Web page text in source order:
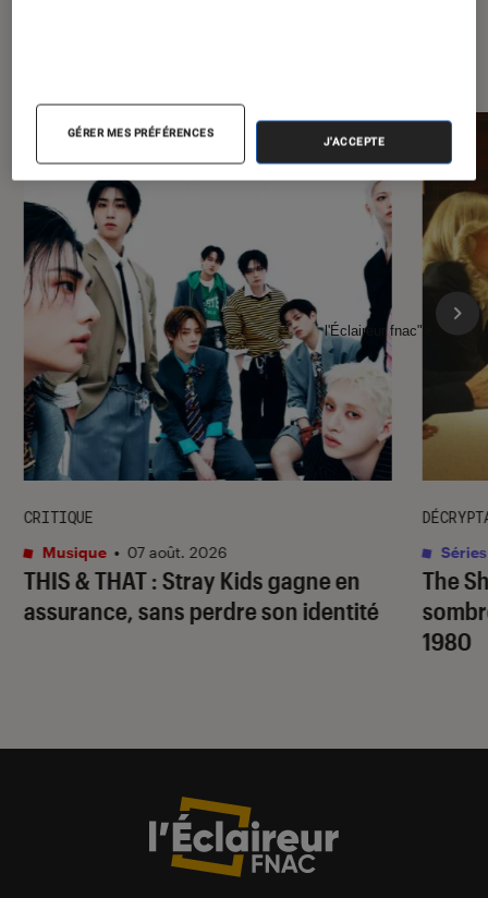
THIS & THAT: Stray Kids gagne en
assurance, sans perdre son identité
CRITIQUE
Musique • 07 août. 2026
The
1980
Séries
l'Éclaireur fnac">
GÉRER MES PRÉFÉRENCES
J'ACCEPTE